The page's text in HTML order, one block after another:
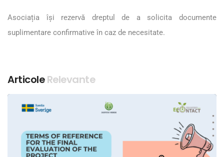
Asociația își rezervă dreptul de a solicita documente
suplimentare confirmative în caz de necesitate.
ArticoleRelevante